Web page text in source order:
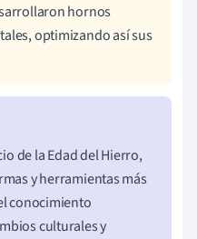
hornos
optimizando así sus
de la Edad del Hierro,
y herramientas más
conocimiento
culturales y